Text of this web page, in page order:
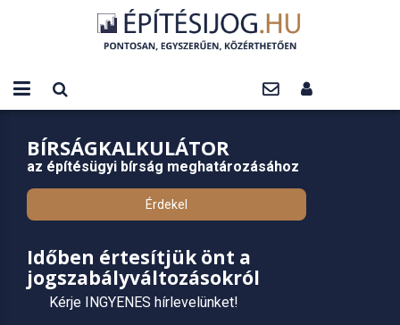
BÍRSÁGKALKULÁTOR
az építésügyi bírság meghatározásához
Érdekel
Időben értesítjük önt a
jogszabályváltozásokról
Kérje INGYENES hírlevelünket!